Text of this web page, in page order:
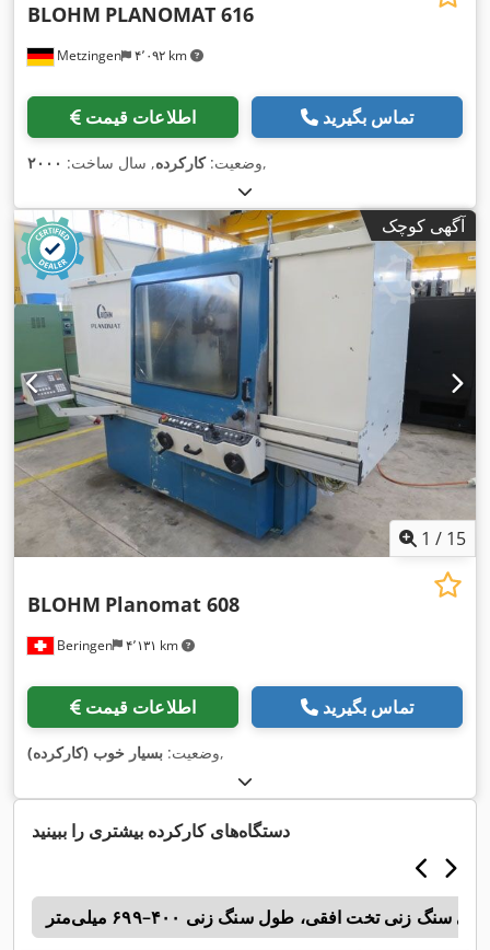
Metzingen ۴٬۰۹۲ km
BLOHM PLANOMAT 616
اطلاعات قیمت تماس بگیرید
وضعیت:کارکرده, سال ساخت: ۲۰۰۰ ,
آگهی کوچک
1 / 15
Beringen ۴٬۱۳۱ km
BLOHM Planomat 608
اطلاعات قیمت تماس بگیرید
وضعیت: بسیار خوب (کارکرده) ,
دستگاه‌های کارکرده بیشتری را ببینید
سنگ زنی تخت افقی، طول سنگ زنی ۴۰۰–۶۹۹ میلی‌متر